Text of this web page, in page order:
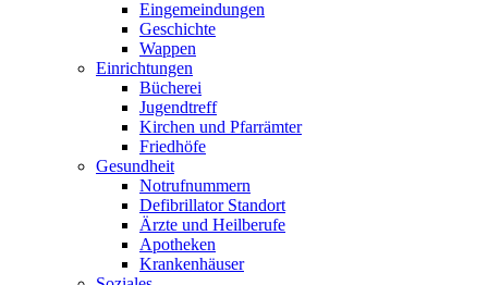
Eingemeindungen
Geschichte
Wappen
Einrichtungen
Bücherei
Jugendtreff
Kirchen und Pfarrämter
Friedhöfe
Gesundheit
Notrufnummern
Defibrillator Standort
Ärzte und Heilberufe
Apotheken
Krankenhäuser